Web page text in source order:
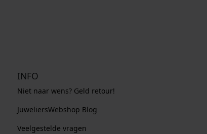
INFO
Niet naar wens? Geld retour!
JuweliersWebshop Blog
Veelgestelde vragen